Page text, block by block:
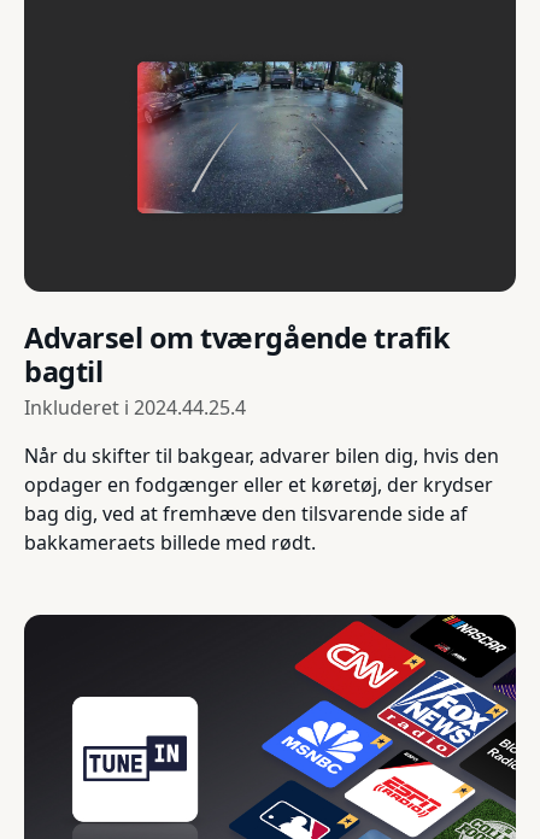
Advarsel om tværgående trafik
bagtil
Inkluderet i 2024.44.25.4
Når du skifter til bakgear, advarer bilen dig, hvis den
opdager en fodgænger eller et køretøj, der krydser
bag dig, ved at fremhæve den tilsvarende side af
bakkameraets billede med rødt.